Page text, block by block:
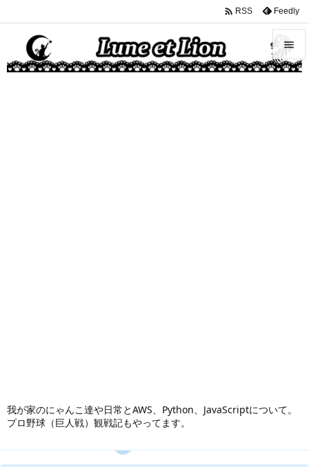
我が家のにゃんこ達や日常とAWS、Python、JavaScriptについて。
プロ野球（巨人戦）観戦記もやってます。


 RSS Feedly